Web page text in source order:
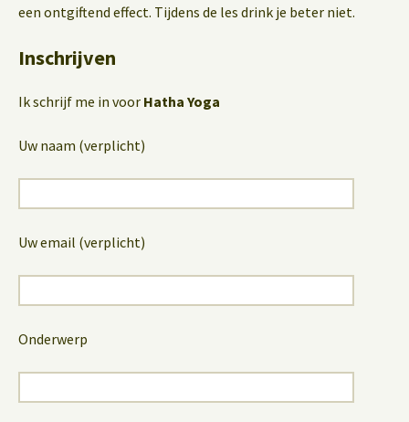
een ontgiftend effect. Tijdens de les drink je beter niet.
Inschrijven
Ik schrijf me in voor Hatha Yoga
Uw naam (verplicht)
Uw email (verplicht)
Onderwerp